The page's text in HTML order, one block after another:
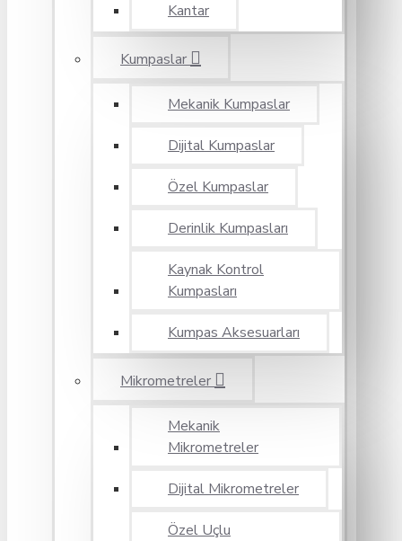
Kantar
Kumpaslar
Mekanik Kumpaslar
Dijital Kumpaslar
Özel Kumpaslar
Derinlik Kumpasları
Kaynak Kontrol
Kumpasları
Kumpas Aksesuarları
Mikrometreler
Mekanik
Mikrometreler
Dijital Mikrometreler
Özel Uçlu